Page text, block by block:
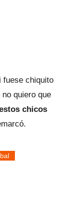
fuese chiquito
quiero que
chicos